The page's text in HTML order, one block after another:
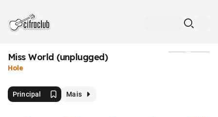
Miss World (unplugged)
Hole
Principal Mais